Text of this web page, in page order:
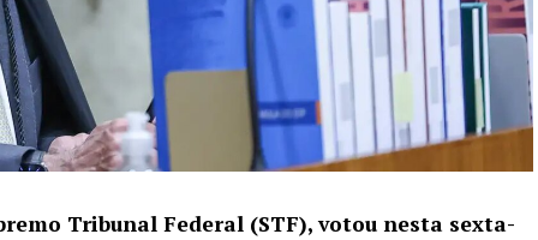
Tribunal Federal (STF), votou nesta sexta-